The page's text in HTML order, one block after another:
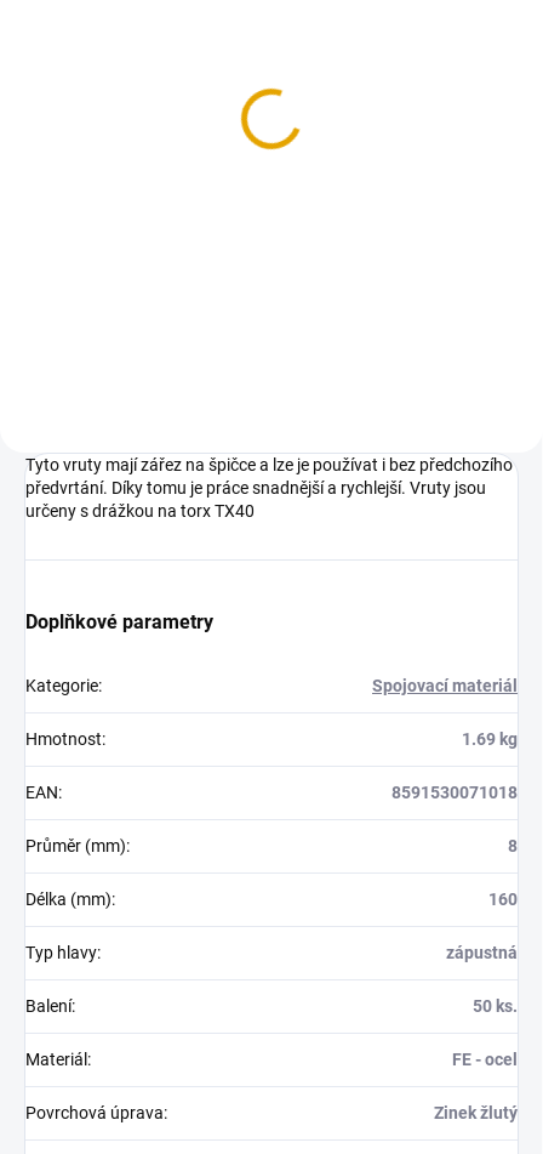
Tyto vruty mají zářez na špičce a lze je používat i bez předchozího
předvrtání. Díky tomu je práce snadnější a rychlejší. Vruty jsou
určeny s drážkou na torx TX40
Doplňkové parametry
Kategorie: Spojovací materiál
Hmotnost: 1.69 kg
EAN: 8591530071018
Průměr (mm): 8
Délka (mm): 160
Typ hlavy: zápustná
Balení: 50 ks.
Materiál : FE - ocel
Povrchová úprava: Zinek žlutý